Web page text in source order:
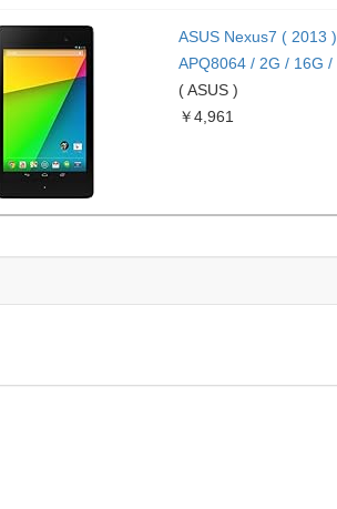
ASUS Nexus7 ( 2013
APQ8064 / 2G / 16G
( ASUS )
￥4,961